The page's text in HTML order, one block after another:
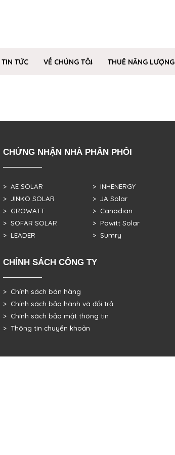
TIN TỨC VỀ CHÚNG TÔI THUÊ NĂNG LƯỢNG
CHỨNG NHẬN NHÀ PHÂN PHỐI
> AE SOLAR
> JINKO SOLAR
> GROWATT
> SOFAR SOLAR
> LEADER
> INHENERGY
> JA Solar
> Canadian
> Powitt Solar
> Sumry
CHÍNH SÁCH CÔNG TY
> Chính sách bán hàng
> Chính sách bảo hành và đổi trả
> Chính sách bảo mật thông tin
> Thông tin chuyển khoản